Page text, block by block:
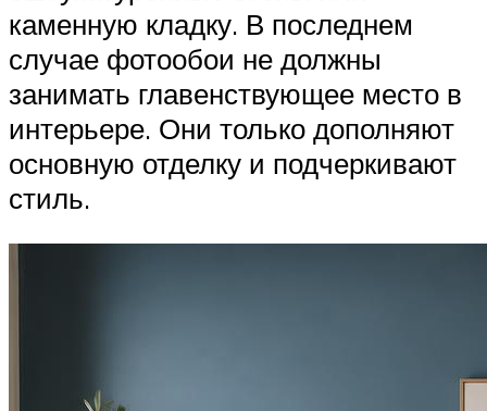
каменную кладку. В последнем
случае фотообои не должны
занимать главенствующее место в
интерьере. Они только дополняют
основную отделку и подчеркивают
стиль.